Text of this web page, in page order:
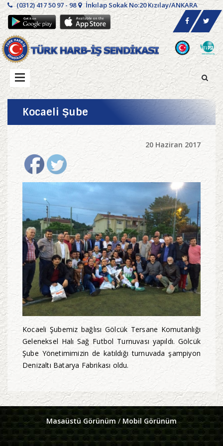
(0312) 417 50 97 - 98 İnkılap Sokak No:20 Kızılay/ANKARA
Kocaeli Şube
20 Haziran 2017
Kocaeli Şubemiz bağlısı Gölcük Tersane Komutanlığı
Geleneksel Halı Sağ Futbol Turnuvası yapıldı. Gölcük
Şube Yönetimimizin de katıldığı turnuvada şampiyon
Denizaltı Batarya Fabrikası oldu.
Masaüstü Görünüm/ Mobil Görünüm